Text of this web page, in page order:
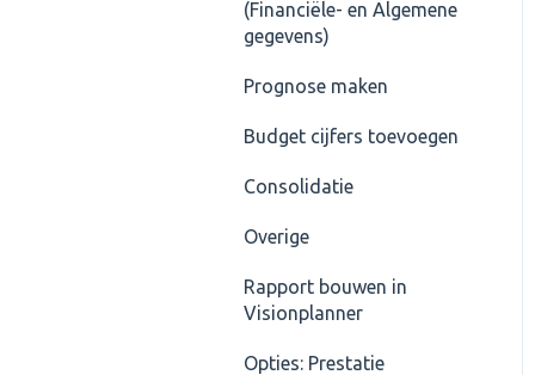
(Financiële- en Algemene
gegevens)
Prognose maken
Budget cijfers toevoegen
Consolidatie
Overige
Rapport bouwen in
Visionplanner
Opties: Prestatie